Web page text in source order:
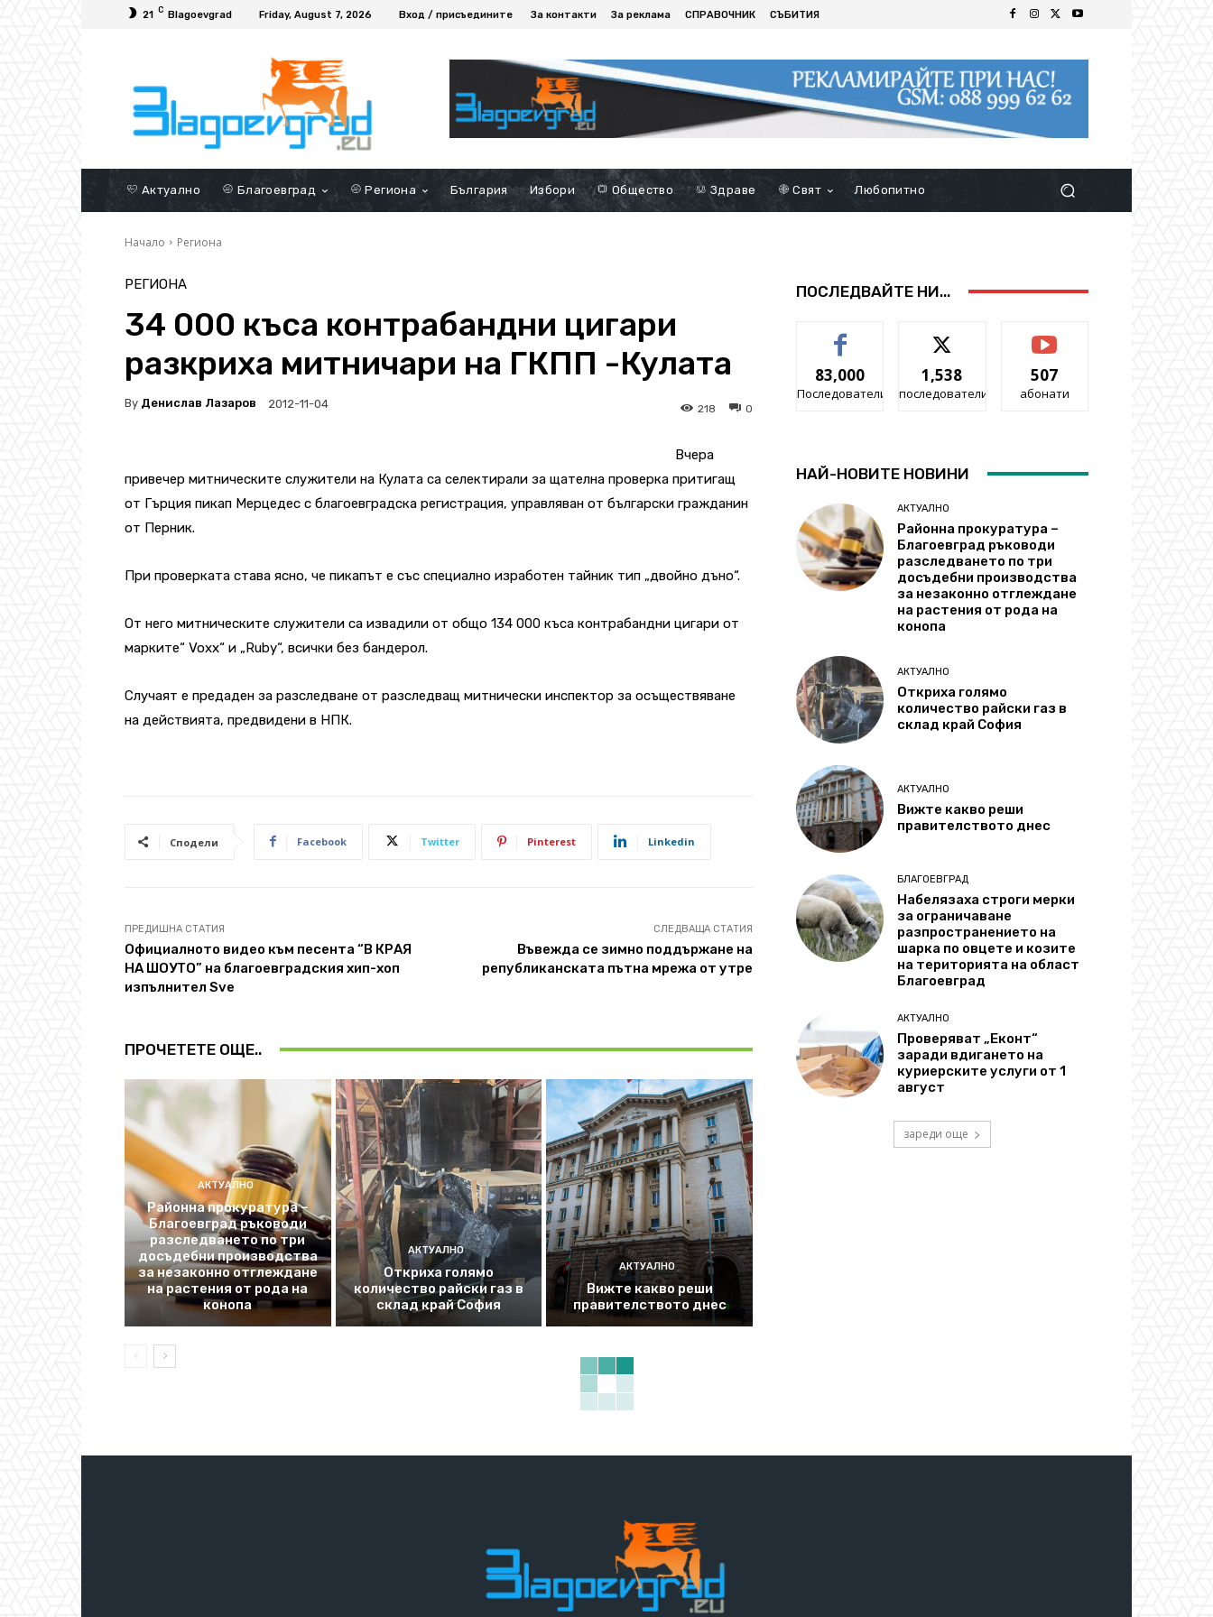
21 C Blagoevgrad Friday, August 7, 2026 Вход / присъедините За контакти За реклама СПРАВОЧНИК СЪБИТИЯ
Актуално Благоевград Региона България Избори Общество Здраве Свят Любопитно
Начало Региона
РЕГИОНА
34 000 къса контрабандни цигари
разкриха митничари на ГКПП -Кулата
By Денислав Лазаров 2012-11-04 0
218
Вчера
привечер митническите служители на Кулата са селектирали за щателна проверка притигащ
от Гърция пикап Мерцедес с благоевградска регистрация, управляван от български гражданин
от Перник.
При проверката става ясно, че пикапът е със специално изработен тайник тип „двойно дъно“.
От него митническите служители са извадили от общо 134 000 къса контрабандни цигари от
марките“ Voxx“ и „Ruby“, всички без бандерол.
Случаят е предаден за разследване от разследващ митнически инспектор за осъществяване
на действията, предвидени в НПК.
Сподели Facebook Twitter Pinterest Linkedin
ПРЕДИШНА СТАТИЯ
Официалното видео към песента “В КРАЯ
НА ШОУТО” на благоевградския хип-хоп
изпълнител Sve
СЛЕДВАЩА СТАТИЯ
Въвежда се зимно поддържане на
републиканската пътна мрежа от утре
ПРОЧЕТЕТЕ ОЩЕ..
АКТУАЛНО
Районна прокуратура –
Благоевград ръководи
разследването по три
досъдебни производства
за незаконно отглеждане
на растения от рода на
конопа
АКТУАЛНО
Откриха голямо
количество райски газ в
склад край София
АКТУАЛНО
Вижте какво реши
правителството днес
ПОСЛЕДВАЙТЕ НИ...
83,000
Последователи
1,538
последователи
507
абонати
НАЙ-НОВИТЕ НОВИНИ
АКТУАЛНО
Районна прокуратура –
Благоевград ръководи
разследването по три
досъдебни производства
за незаконно отглеждане
на растения от рода на
конопа
АКТУАЛНО
Откриха голямо
количество райски газ в
склад край София
АКТУАЛНО
Вижте какво реши
правителството днес
БЛАГОЕВГРАД
Набелязаха строги мерки
за ограничаване
разпространението на
шарка по овцете и козите
на територията на област
Благоевград
АКТУАЛНО
Проверяват „Еконт“
заради вдигането на
куриерските услуги от 1
август
зареди още